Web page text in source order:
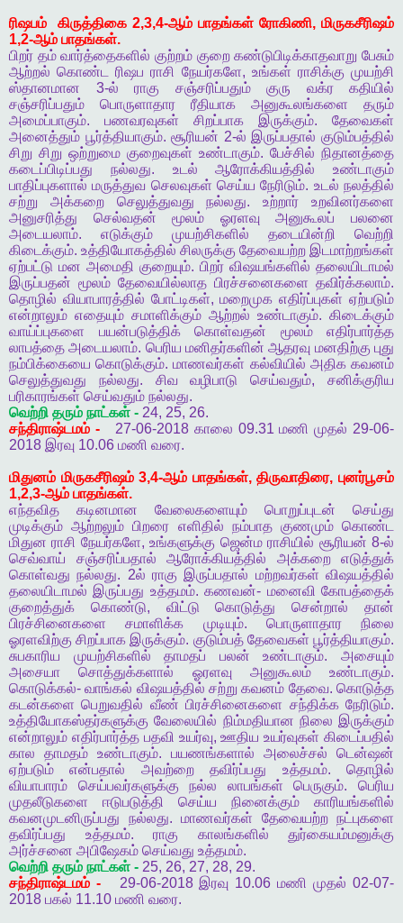
ரிஷபம் கிருத்திகை 2,3,4-ஆம் பாதங்கள் ரோகிணி, மிருகசீரிஷம்
1,2-ஆம் பாதங்கள்.
பிறர் தம் வார்த்தைகளில் குற்றம் குறை கண்டுபிடிக்காதவாறு பேசும்
ஆற்றல் கொண்ட ரிஷப ராசி நேயர்களே, உங்கள் ராசிக்கு முயற்சி
ஸ்தானமான 3-ல் ராகு சஞ்சரிப்பதும் குரு வக்ர
கதியில்
சஞ்சரிப்பதும்
பொருளாதார ரீதியாக அனுகூலங்களை
தரும்
அமைப்பாகும். பணவரவுகள் சிறப்பாக இருக்கும். தேவைகள்
அனைத்தும் பூர்த்தியாகும்.சூரியன் 2-ல் இருப்பதால் குடும்பத்தில்
சிறு சிறு ஒற்றுமை குறைவுகள் உண்டாகும். பேச்சில் நிதானத்தை
கடைப்பிடிப்பது
நல்லது. உடல் ஆரோக்கியத்தில்
உண்டாகும்
பாதிப்புகளால் மருத்துவ செலவுகள் செய்ய நேரிடும். உடல் நலத்தில்
சற்று
அக்கறை செலுத்துவது நல்லது.உற்றார்
உறவினர்களை
அனுசரித்து
செல்வதன் மூலம் ஓரளவு அனுகூலப்
பலனை
அடையலாம். எடுக்கும் முயற்சிகளில் தடையின்றி
வெற்றி
கிடைக்கும். உத்தியோகத்தில் சிலருக்கு தேவையற்ற இடமாற்றங்கள்
ஏற்பட்டு மன அமைதி குறையும். பிறர் விஷயங்களில் தலையிடாமல்
இருப்பதன் மூலம் தேவையில்லாத பிரச்சனைகளை தவிர்க்கலாம்.
தொழில் வியாபாரத்தில் போட்டிகள்,மறைமுக எதிர்ப்புகள் ஏற்படும்
என்றாலும் எதையும் சமாளிக்கும் ஆற்றல் உண்டாகும். கிடைக்கும்
வாய்ப்புகளை
பயன்படுத்திக் கொள்வதன் மூலம்
எதிர்பார்த்த
லாபத்தை அடையலாம். பெரிய மனிதர்களின் ஆதரவு மனதிற்கு புது
நம்பிக்கையை கொடுக்கும்.மாணவர்கள் கல்வியில் அதிக கவனம்
செலுத்துவது
நல்லது. சிவ வழிபாடு செய்வதும்,சனிக்குரிய
பரிகாரங்கள் செய்வதும் நல்லது.
வெற்றி தரும் நாட்கள் - 24, 25, 26.
சந்திராஷ்டமம் - 27-06-2018 காலை 09.31மணி முதல் 29-06-
2018 இரவு 10.06 மணி வரை.
மிதுனம் மிருகசீரிஷம்3,4-ஆம் பாதங்கள்,திருவாதிரை,புனர்பூசம்
1,2,3-ஆம் பாதங்கள்.
எந்தவித
கடினமான வேலைகளையும் பொறுப்புடன்
செய்து
முடிக்கும் ஆற்றலும் பிறரை எளிதில் நம்பாத குணமும் கொண்ட
மிதுன ராசி நேயர்களே,உங்களுக்கு ஜென்ம ராசியில் சூரியன் 8-ல்
செவ்வாய்
சஞ்சரிப்பதால் ஆரோக்கியத்தில் அக்கறை
எடுத்துக்
கொள்வது நல்லது. 2ல் ராகு இருப்பதால் மற்றவர்கள் விஷயத்தில்
தலையிடாமல் இருப்பது உத்தமம்.கணவன்- மனைவி கோபத்தைக்
குறைத்துக்
கொண்டு, விட்டு கொடுத்து சென்றால்
தான்
பிரச்சினைகளை
சமாளிக்க முடியும். பொருளாதார
நிலை
ஓரளவிற்கு சிறப்பாக இருக்கும். குடும்பத் தேவைகள் பூர்த்தியாகும்.
சுபகாரிய
முயற்சிகளில் தாமதப் பலன் உண்டாகும்.அசையும்
அசையா
சொத்துக்களால் ஓரளவு அனுகூலம் உண்டாகும்.
கொடுக்கல்-வாங்கல் விஷயத்தில் சற்று கவனம் தேவை.கொடுத்த
கடன்களை பெறுவதில் வீண் பிரச்சினைகளை சந்திக்க நேரிடும்.
உத்தியோகஸ்தர்களுக்கு வேலையில் நிம்மதியான நிலை இருக்கும்
என்றாலும் எதிர்பார்த்த பதவி உயர்வு,ஊதிய உயர்வுகள் கிடைப்பதில்
கால
தாமதம் உண்டாகும். பயணங்களால் அலைச்சல்
டென்ஷன்
ஏற்படும்
என்பதால் அவற்றை தவிர்ப்பது உத்தமம்.தொழில்
வியாபாரம்
செய்பவர்களுக்கு நல்ல லாபங்கள் பெருகும்.பெரிய
முதலீடுகளை
ஈடுபடுத்தி செய்ய நினைக்கும்
காரியங்களில்
கவனமுடனிருப்பது
நல்லது. மாணவர்கள் தேவையற்ற நட்புகளை
தவிர்ப்பது
உத்தமம். ராகு காலங்களில்
துர்கையம்மனுக்கு
அர்ச்சனை அபிஷேகம் செய்வது உத்தமம்.
வெற்றி தரும் நாட்கள் - 25, 26, 27, 28, 29.
சந்திராஷ்டமம் - 29-06-2018 இரவு 10.06மணி முதல் 02-07-
2018 பகல் 11.10 மணி வரை.